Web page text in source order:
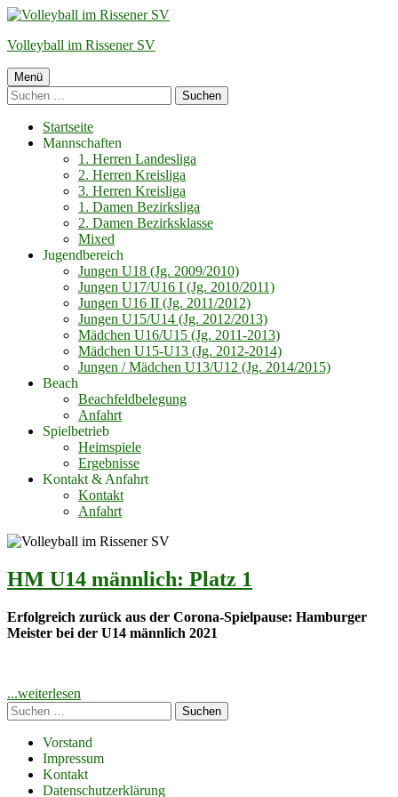
Springe
Inhalt
Volleyball im Rissener SV
Primäres
Menü
Menü
Suchen
nach:
Startseite
Mannschaften
1. Herren Landesliga
2. Herren Kreisliga
3. Herren Kreisliga
1. Damen Bezirksliga
2. Damen Bezirksklasse
Mixed
Jugendbereich
Jungen U18 (Jg. 2009/2010)
Jungen U17/U16 I (Jg. 2010/2011)
Jungen U16 II (Jg. 2011/2012)
Jungen U15/U14 (Jg. 2012/2013)
Mädchen U16/U15 (Jg. 2011-2013)
Mädchen U15-U13 (Jg. 2012-2014)
Jungen / Mädchen U13/U12 (Jg. 2014/2015)
Beach
Beachfeldbelegung
Anfahrt
Spielbetrieb
Heimspiele
Ergebnisse
Kontakt & Anfahrt
Kontakt
Anfahrt
HM U14 männlich: Platz 1
Erfolgreich zurück aus der Corona-Spielpause: Hamburger
Meister bei der U14 männlich 2021
...weiterlesen
männlich:
Platz
1"
Haupt-
Seitenleiste
Suchen
nach:
Footer
Inhalt
Vorstand
Impressum
Kontakt
Datenschutzerklärung